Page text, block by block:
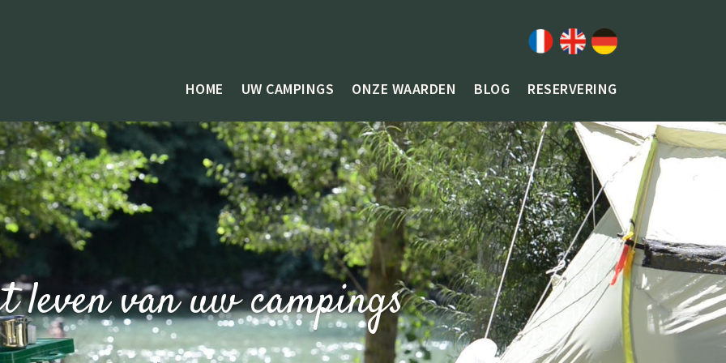
HOME UW CAMPINGS ONZE WAARDEN BLOG RESERVERING
leven van uw campings